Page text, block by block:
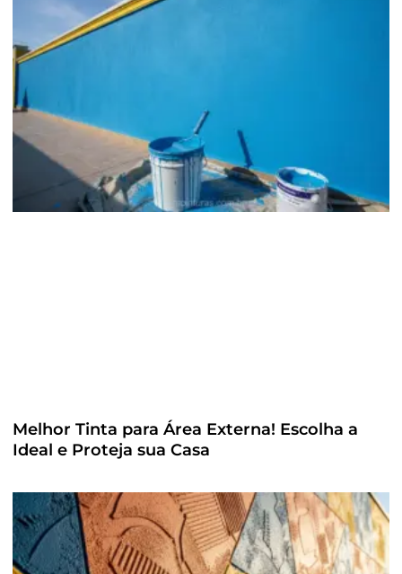
Melhor Tinta para Área Externa! Escolha a
Ideal e Proteja sua Casa